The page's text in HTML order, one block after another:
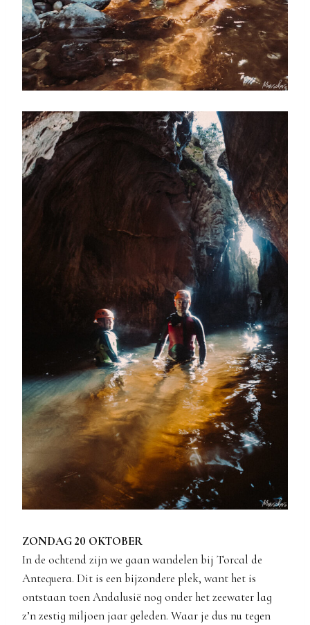
ZONDAG 20 OKTOBER
In de ochtend zijn we gaan wandelen bij Torcal de
Antequera. Dit is een bijzondere plek, want het is
ontstaan toen Andalusië nog onder het zeewater lag
z’n zestig miljoen jaar geleden. Waar je dus nu tegen